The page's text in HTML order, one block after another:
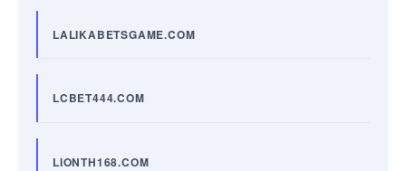
LALIKABETSGAME.COM
LCBET444.COM
LIONTH168.COM